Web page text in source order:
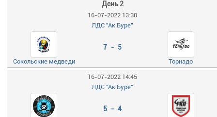
День 2
16-07-2022 13:30
ЛДС "Ак Буре"
Сокольские медведи
7 - 5
Торнадо
16-07-2022 14:45
ЛДС "Ак Буре"
5 - 4